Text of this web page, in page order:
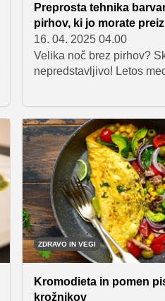
Preprosta tehnika
pirhov, ki jo morate
16. 04. 2025 04.00
Velika noč brez pirhov?
nepredstavljivo! Letos
čudovitim videzom
marmorirani čebulni pirhi.
preprosto, a izjemno
metodo barvanja, s
čudovite vzorce, ki
marmor.
ZDRAVO IN VEGI
Kromodieta in pomen
krožnikov